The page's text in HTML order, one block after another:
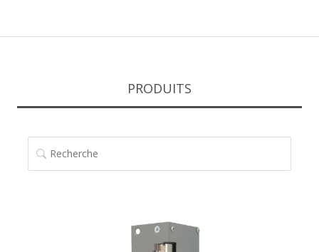
PRODUITS
RECHERCHE